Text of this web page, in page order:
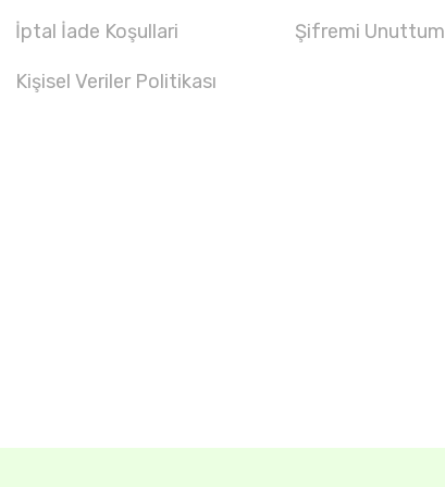
İptal İade Koşullari
Kişisel Veriler Politikası
Şifremi Unuttum